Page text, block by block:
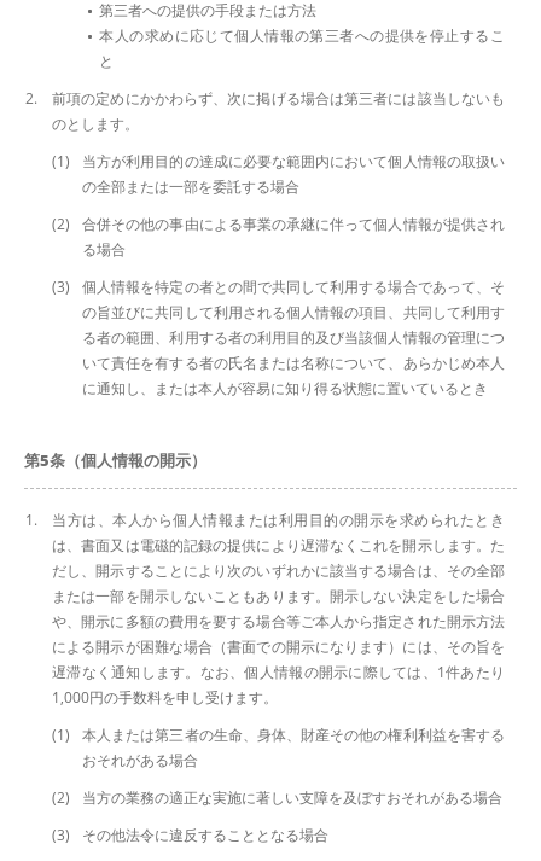
第三者への提供の手段または方法
本人の求めに応じて個人情報の第三者への提供を停止するこ
と
前項の定めにかかわらず、次に掲げる場合は第三者には該当しないも
のとします。
当方が利用目的の達成に必要な範囲内において個人情報の取扱い
の全部または一部を委託する場合
合併その他の事由による事業の承継に伴って個人情報が提供され
る場合
個人情報を特定の者との間で共同して利用する場合であって、そ
の旨並びに共同して利用される個人情報の項目、共同して利用す
る者の範囲、利用する者の利用目的及び当該個人情報の管理につ
いて責任を有する者の氏名または名称について、あらかじめ本人
に通知し、または本人が容易に知り得る状態に置いているとき
第5条（個人情報の開示）
当方は、本人から個人情報または利用目的の開示を求められたとき
は、書面又は電磁的記録の提供により遅滞なくこれを開示します。た
だし、開示することにより次のいずれかに該当する場合は、その全部
または一部を開示しないこともあります。開示しない決定をした場合
や、開示に多額の費用を要する場合等ご本人から指定された開示方法
による開示が困難な場合（書面での開示になります）には、その旨を
遅滞なく通知します。なお、個人情報の開示に際しては、1件あたり
1,000円の手数料を申し受けます。
本人または第三者の生命、身体、財産その他の権利利益を害する
おそれがある場合
当方の業務の適正な実施に著しい支障を及ぼすおそれがある場合
その他法令に違反することとなる場合